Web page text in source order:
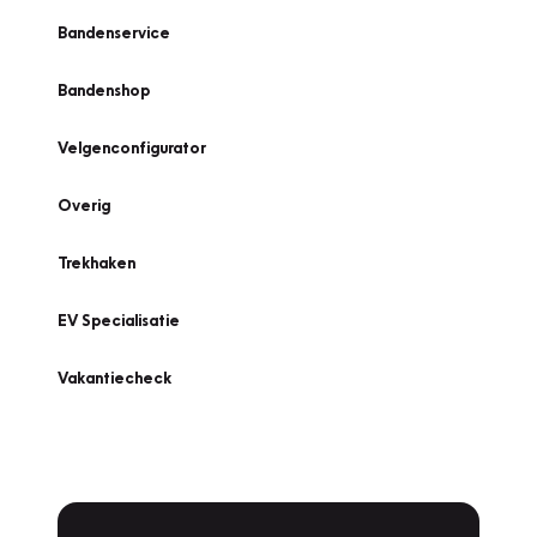
Bandenservice
Bandenshop
Velgenconfigurator
Overig
Trekhaken
EV Specialisatie
Vakantiecheck